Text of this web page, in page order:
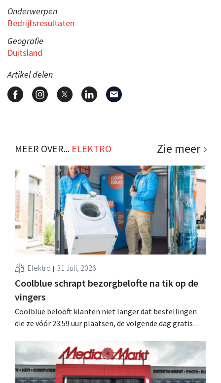
Onderwerpen
Bedrijfsresultaten
Geografie
Duitsland
Artikel delen
MEER OVER... ELEKTRO Zie meer
Elektro 31 Juli, 2026
Coolblue schrapt bezorgbelofte na tik op de
vingers
Coolblue belooft klanten niet langer dat bestellingen
die ze vóór 23.59 uur plaatsen, de volgende dag gratis
nadat de Nederlandse Reclame Code Commissie
oordeelde dat de belofte misleidend en oneerlijk was.